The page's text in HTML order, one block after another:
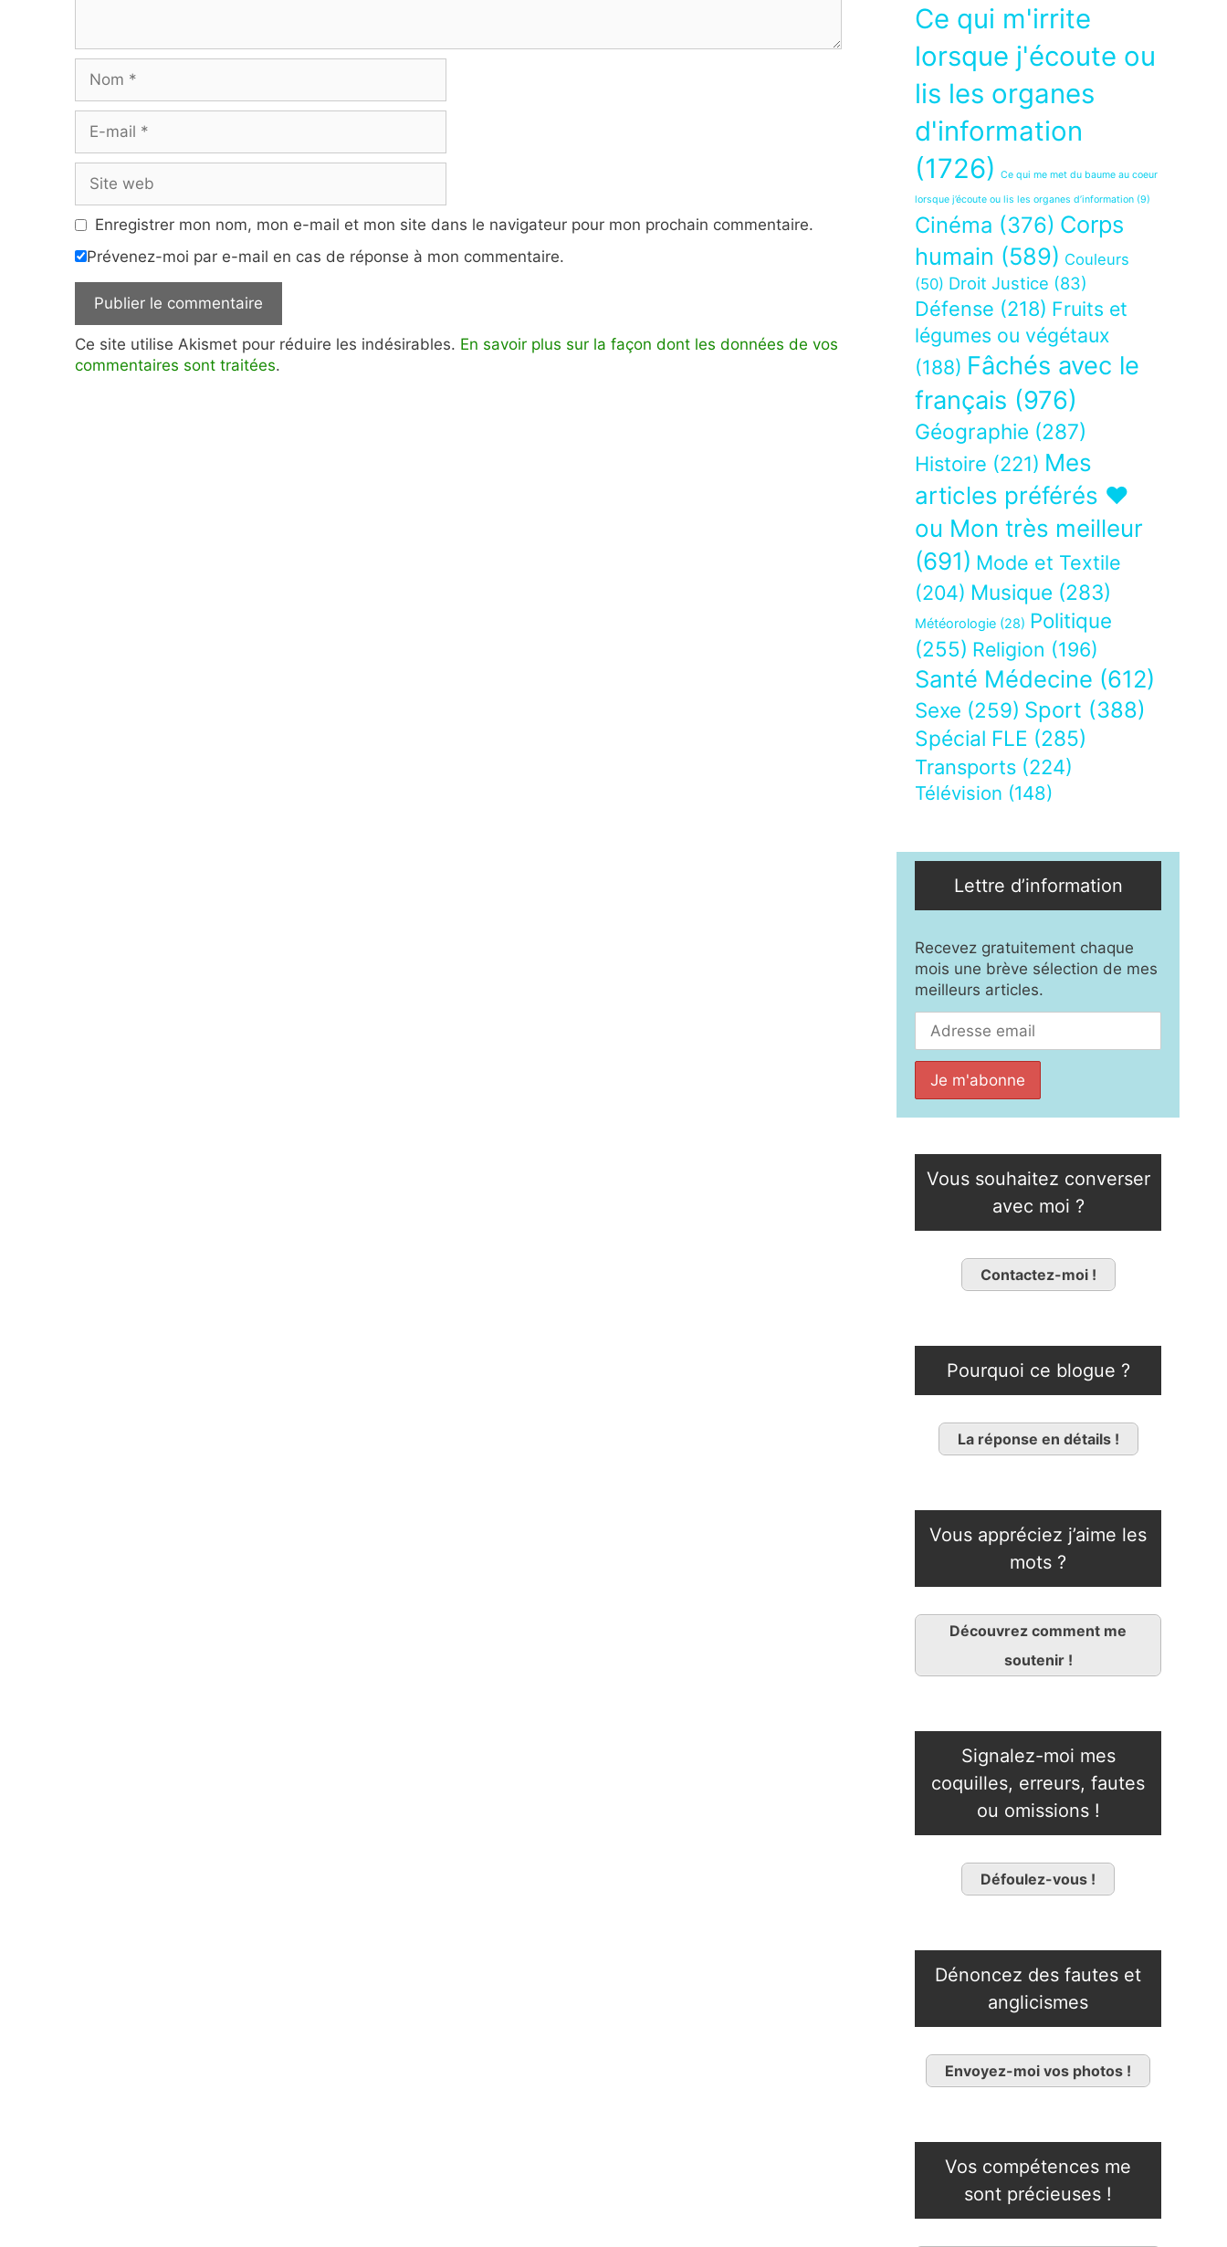
mail
web
Enregistrer mon nom, mon e-mail et mon site dans le navigateur pour mon prochain commentaire.
Prévenez-moi par e-mail en cas de réponse à mon commentaire.
Ce site utilise Akismet pour réduire les indésirables. En savoir plus sur la façon dont les données de vos
commentaires sont traitées.
Ce qui m'irrite
lorsque j'écoute ou
lis les organes
d'information
(1726)
Ce qui me met du baume au coeur
lorsque j’écoute ou lis les organes d’information (9)
Cinéma (376) Corps
humain (589) Couleurs
(50) Droit Justice (83)
Défense (218) Fruits et
légumes ou végétaux
(188) Fâchés avec le
français (976)
Géographie (287)
Histoire (221) Mes
articles préférés ❤
ou Mon très meilleur
(691) Mode et Textile
(204) Musique (283)
Météorologie (28) Politique
(255) Religion (196)
Santé Médecine (612)
Sexe (259) Sport (388)
Spécial FLE (285)
Transports (224)
Télévision (148)
Lettre d’information
Recevez gratuitement chaque
mois une brève sélection de mes
meilleurs articles.
Vous souhaitez converser
avec moi ?
Contactez-moi !
Pourquoi ce blogue ?
La réponse en détails !
Vous appréciez j’aime les
mots ?
Découvrez comment me
soutenir !
Signalez-moi mes
coquilles, erreurs, fautes
ou omissions !
Défoulez-vous !
Dénoncez des fautes et
anglicismes
Envoyez-moi vos photos !
Vos compétences me
sont précieuses !